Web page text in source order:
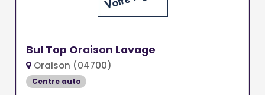
Bul Top Oraison Lavage
Oraison (04700)
Centre auto